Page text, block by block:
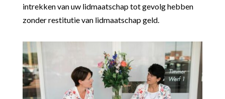
intrekken van uw lidmaatschap tot gevolg hebben
zonder restitutie van lidmaatschap geld.